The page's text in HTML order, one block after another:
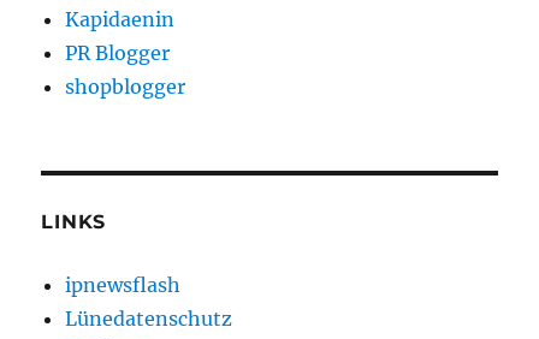
Kapidaenin
PR Blogger
shopblogger
LINKS
ipnewsflash
Lünedatenschutz